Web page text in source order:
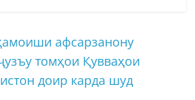
афсарзанону
томҳои Қувваҳои
доир карда шуд